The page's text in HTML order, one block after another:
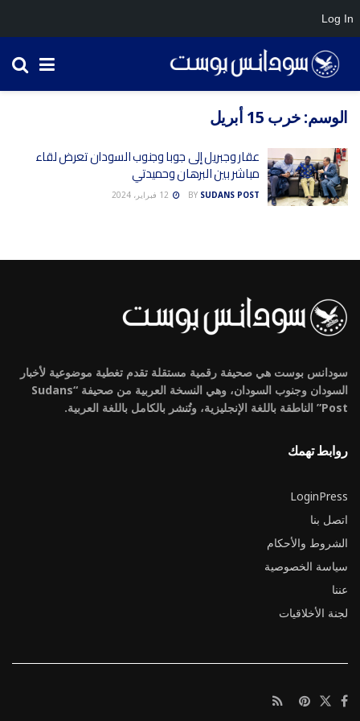
الوسم:خرب 15 أبريل
عقار وجبريل إلى جوبا وجنوب السودان تعرض لقاء
مباشر بين البرهان وحميدتي
BY SUDANS POST
سودانس بوست هي صحيفة رقمية مستقلة تقدم تغطية موضوعية لأخبار
السودان وجنوب السودان، وهي النسخة العربية من صحيفة “Sudans
Post” الناطقة باللغة الإنجليزية، وتُنشر بالكامل باللغة العربية.
روابط تهمك
LoginPress
اتصل بنا
الشروط والأحكام
سياسة الخصوصية
عننا
لجنة الأخلاقيات
Log In